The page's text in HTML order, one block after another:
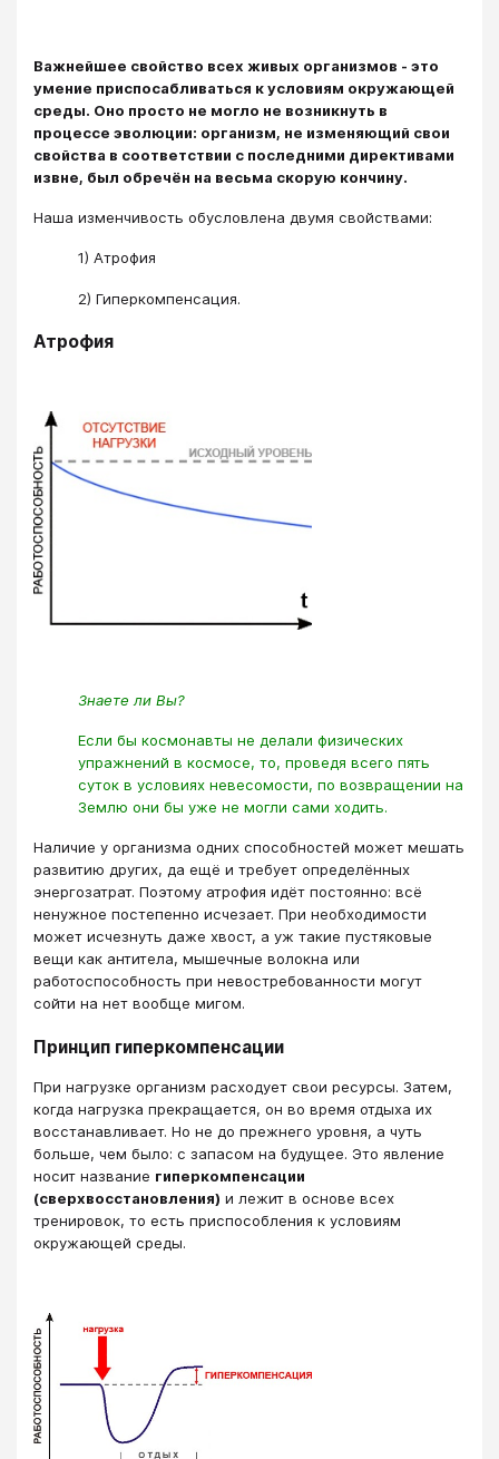
Важнейшее свойство всех живых организмов - это
умение приспосабливаться к условиям окружающей
среды. Оно просто не могло не возникнуть в
процессе эволюции: организм, не изменяющий свои
свойства в соответствии с последними директивами
извне, был обречён на весьма скорую кончину.
Наша изменчивость обусловлена двумя свойствами:
1) Атрофия
2) Гиперкомпенсация.
Атрофия
Знаете ли Вы?
Если бы космонавты не делали физических
упражнений в космосе, то, проведя всего пять
суток в условиях невесомости, по возвращении на
Землю они бы уже не могли сами ходить.
Наличие у организма одних способностей может мешать
развитию других, да ещё и требует определённых
энергозатрат. Поэтому атрофия идёт постоянно: всё
ненужное постепенно исчезает. При необходимости
может исчезнуть даже хвост, а уж такие пустяковые
вещи как антитела, мышечные волокна или
работоспособность при невостребованности могут
сойти на нет вообще мигом.
Принцип гиперкомпенсации
При нагрузке организм расходует свои ресурсы. Затем,
когда нагрузка прекращается, он во время отдыха их
восстанавливает. Но не до прежнего уровня, а чуть
больше, чем было: с запасом на будущее. Это явление
носит название гиперкомпенсации
(сверхвосстановления) и лежит в основе всех
тренировок, то есть приспособления к условиям
окружающей среды.